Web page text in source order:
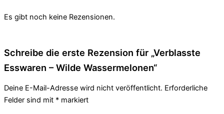
Es gibt noch keine Rezensionen.
Schreibe die erste Rezension für „Verblasste
Esswaren – Wilde Wassermelonen“
Deine E-Mail-Adresse wird nicht veröffentlicht. Erforderliche
Felder sind mit * markiert